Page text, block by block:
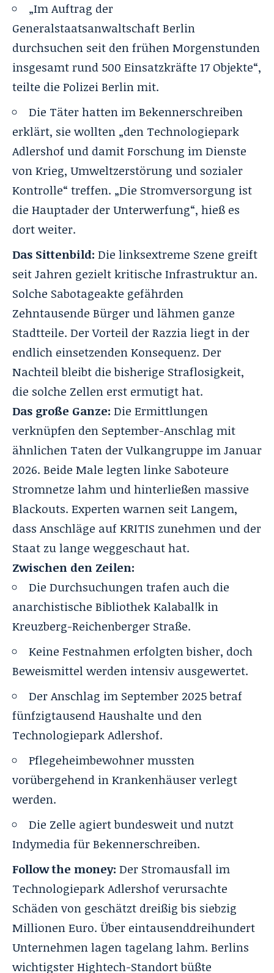
„Im Auftrag der
Generalstaatsanwaltschaft Berlin
durchsuchen seit den frühen Morgenstunden
insgesamt rund 500 Einsatzkräfte 17 Objekte“,
teilte die Polizei Berlin mit.
Die Täter hatten im Bekennerschreiben
erklärt, sie wollten „den Technologiepark
Adlershof und damit Forschung im Dienste
von Krieg, Umweltzerstörung und sozialer
Kontrolle“ treffen. „Die Stromversorgung ist
die Hauptader der Unterwerfung“, hieß es
dort weiter.
Das Sittenbild: Die linksextreme Szene greift
seit Jahren gezielt kritische Infrastruktur an.
Solche Sabotageakte gefährden
Zehntausende Bürger und lähmen ganze
Stadtteile. Der Vorteil der Razzia liegt in der
endlich einsetzenden Konsequenz. Der
Nachteil bleibt die bisherige Straflosigkeit,
die solche Zellen erst ermutigt hat.
Das große Ganze: Die Ermittlungen
verknüpfen den September-Anschlag mit
ähnlichen Taten der Vulkangruppe im Januar
2026. Beide Male legten linke Saboteure
Stromnetze lahm und hinterließen massive
Blackouts. Experten warnen seit Langem,
dass Anschläge auf KRITIS zunehmen und der
Staat zu lange weggeschaut hat.
Zwischen den Zeilen:
Die Durchsuchungen trafen auch die
anarchistische Bibliothek Kalabal!k in
Kreuzberg-Reichenberger Straße.
Keine Festnahmen erfolgten bisher, doch
Beweismittel werden intensiv ausgewertet.
Der Anschlag im September 2025 betraf
fünfzigtausend Haushalte und den
Technologiepark Adlershof.
Pflegeheimbewohner mussten
vorübergehend in Krankenhäuser verlegt
werden.
Die Zelle agiert bundesweit und nutzt
Indymedia für Bekennerschreiben.
Follow the money: Der Stromausfall im
Technologiepark Adlershof verursachte
Schäden von geschätzt dreißig bis siebzig
Millionen Euro. Über eintausenddreihundert
Unternehmen lagen tagelang lahm. Berlins
wichtigster Hightech-Standort büßte